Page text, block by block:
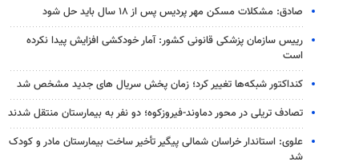
صادق: مشکلات مسکن مهر پردیس پس از ۱۸ سال باید حل شود
رییس سازمان پزشکی قانونی کشور: آمار خودکشی افزایش پیدا نکرده
است
کنداکتور شبکه‌ها تغییر کرد؛ زمان پخش سریال های جدید مشخص شد
تصادف تریلی در محور دماوند-فیروزکوه؛ دو نفر به بیمارستان منتقل شدند
علوی: استاندار خراسان شمالی پیگیر تأخیر ساخت بیمارستان مادر و کودک
شد